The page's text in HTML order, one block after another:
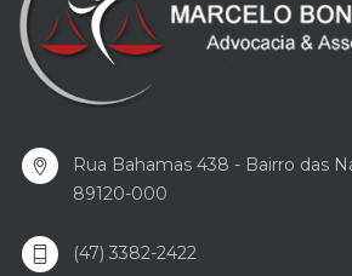
Rua Bahamas 438 - Bairro das
89120-000
(47) 3382-2422